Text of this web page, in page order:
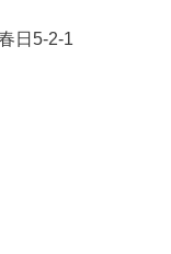
日5-2-1